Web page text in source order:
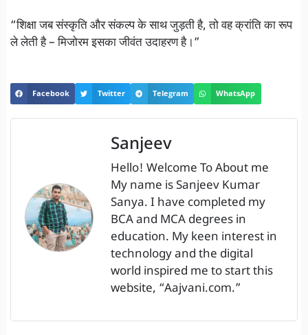
“शिक्षा जब संस्कृति और संकल्प के साथ जुड़ती है, तो वह क्रांति का रूप
ले लेती है – मिजोरम इसका जीवंत उदाहरण है।”
Facebook Twitter Telegram WhatsApp
Sanjeev
Hello! Welcome To About me
My name is Sanjeev Kumar
Sanya. I have completed my
BCA and MCA degrees in
education. My keen interest in
technology and the digital
world inspired me to start this
website, “Aajvani.com.”